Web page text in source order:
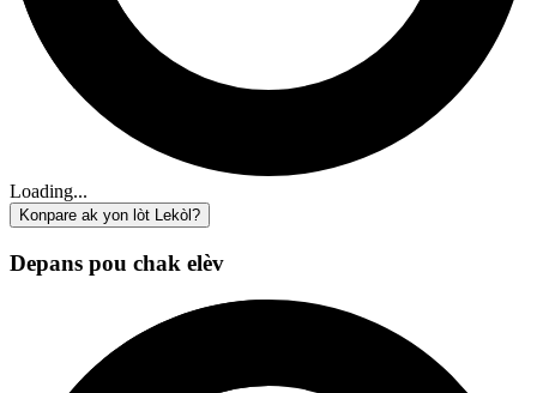
Loading...
Konpare ak yon lòt Lekòl?
Depans pou chak elèv